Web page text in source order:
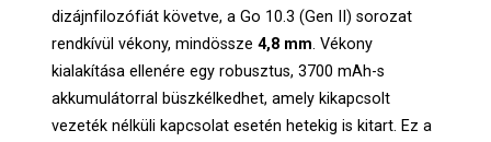
dizájnfilozófiát követve, a Go 10.3 (Gen II) sorozat
rendkívül vékony, mindössze4,8 mm. Vékony
kialakítása ellenére egy robusztus, 3700 mAh-s
akkumulátorral büszkélkedhet, amely kikapcsolt
vezeték nélküli kapcsolat esetén hetekig is kitart. Ez a